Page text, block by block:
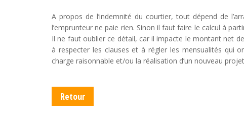
A propos de l’indemnité du courtier, tout dépend de
l’emprunteur ne paie rien. Sinon il faut faire le calcul à
Il ne faut oublier ce détail, car il impacte le montant net
à respecter les clauses et à régler les mensualités qui
charge raisonnable et/ou la réalisation d’un nouveau
Retour